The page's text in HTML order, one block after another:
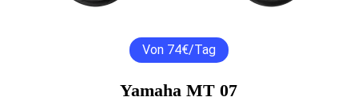
Von 74€/Tag
Yamaha MT 07